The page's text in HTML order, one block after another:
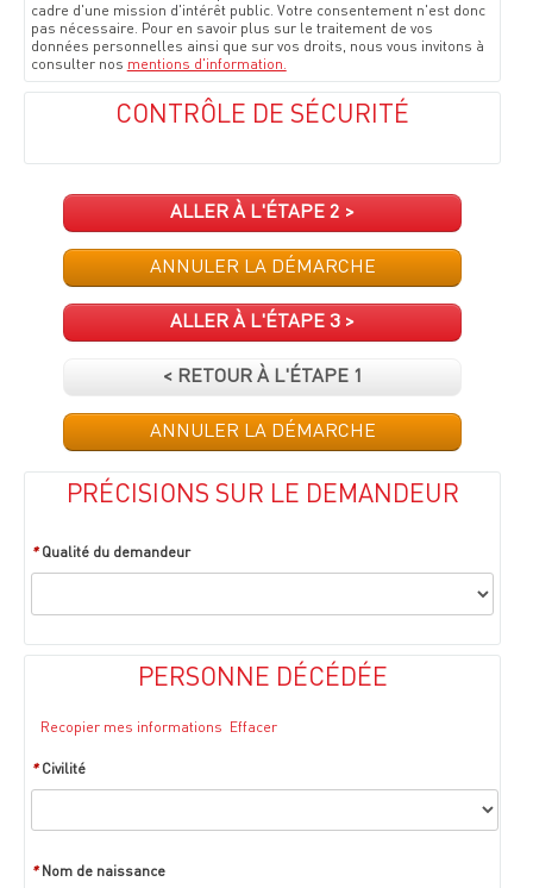
cadre d'une mission d'intérêt public. Votre consentement n'est donc
pas nécessaire. Pour en savoir plus sur le traitement de vos
données personnelles ainsi que sur vos droits, nous vous invitons à
consulter nos mentions d'information.
CONTRÔLE DE SÉCURITÉ
ALLER À L'ÉTAPE 2 >
ANNULER LA DÉMARCHE
ALLER À L'ÉTAPE 3 >
< RETOUR À L'ÉTAPE 1
ANNULER LA DÉMARCHE
PRÉCISIONS SUR LE DEMANDEUR
*Qualité du demandeur
PERSONNE DÉCÉDÉE
Recopier mes informations Effacer
*Civilité
*Nom de naissance